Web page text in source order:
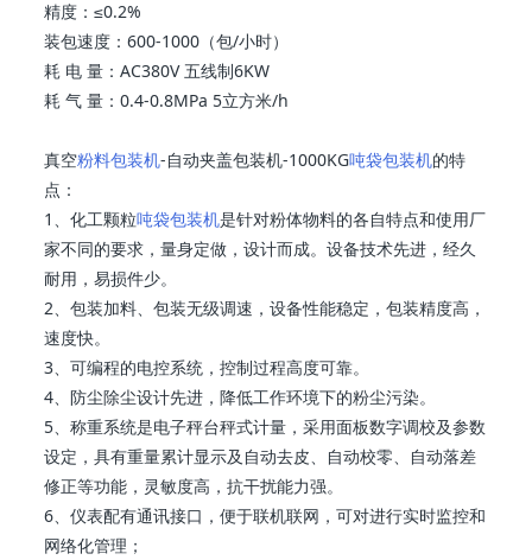
精度：≤0.2%
装包速度：600-1000（包/小时）
耗 电 量：AC380V 五线制6KW
耗 气 量：0.4-0.8MPa 5立方米/h
真空粉料包装机-自动夹盖包装机-1000KG吨袋包装机的特
点：
1、化工颗粒吨袋包装机是针对粉体物料的各自特点和使用厂
家不同的要求，量身定做，设计而成。设备技术先进，经久
耐用，易损件少。
2、包装加料、包装无级调速，设备性能稳定，包装精度高，
速度快。
3、可编程的电控系统，控制过程高度可靠。
4、防尘除尘设计先进，降低工作环境下的粉尘污染。
5、称重系统是电子秤台秤式计量，采用面板数字调校及参数
设定，具有重量累计显示及自动去皮、自动校零、自动落差
修正等功能，灵敏度高，抗干扰能力强。
6、仪表配有通讯接口，便于联机联网，可对进行实时监控和
网络化管理；